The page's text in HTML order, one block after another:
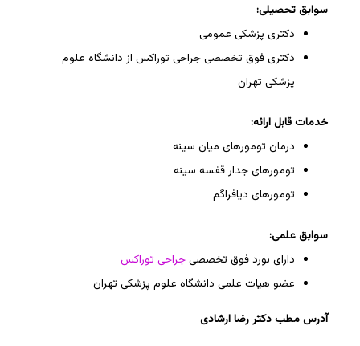
سوابق تحصیلی:
دکتری پزشکی عمومی
دکتری فوق تخصصی جراحی توراکس از دانشگاه علوم
پزشکی تهران
خدمات قابل ارائه:
درمان تومورهای میان سینه
تومورهای جدار قفسه سینه
تومورهای دیافراگم
سوابق علمی:
دارای بورد فوق تخصصیجراحی توراکس
عضو هیات علمی دانشگاه علوم پزشکی تهران
آدرس مطب دکتر رضا ارشادی